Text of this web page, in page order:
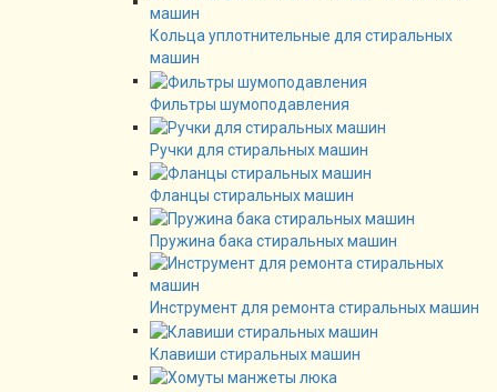
Кольца уплотнительные для стиральных
машин
Фильтры шумоподавления
Ручки для стиральных машин
Фланцы стиральных машин
Пружина бака стиральных машин
Инструмент для ремонта стиральных машин
Клавиши стиральных машин